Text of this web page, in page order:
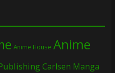
Anime House Anime
Carlsen Manga